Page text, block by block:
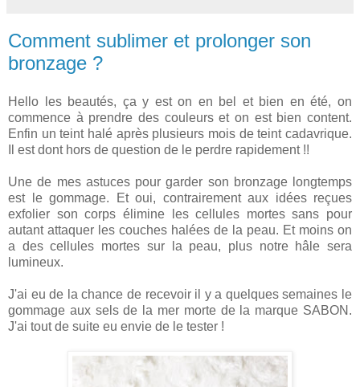
Comment sublimer et prolonger son
bronzage ?
Hello les beautés, ça y est on en bel et bien en été, on
commence à prendre des couleurs et on est bien content.
Enfin un teint halé après plusieurs mois de teint cadavrique.
Il est dont hors de question de le perdre rapidement !!
Une de mes astuces pour garder son bronzage longtemps
est le gommage. Et oui, contrairement aux idées reçues
exfolier son corps élimine les cellules mortes sans pour
autant attaquer les couches halées de la peau. Et moins on
a des cellules mortes sur la peau, plus notre hâle sera
lumineux.
J'ai eu de la chance de recevoir il y a quelques semaines le
gommage aux sels de la mer morte de la marque SABON.
J'ai tout de suite eu envie de le tester !